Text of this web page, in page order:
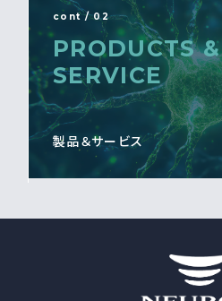
cont / 02
PRODUCTS &
SERVICE
製品＆サービス